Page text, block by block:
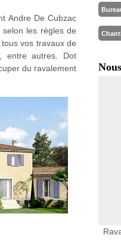
Andre De Cubzac
les règles de
vos travaux de
entre autres. Dot
du ravalement